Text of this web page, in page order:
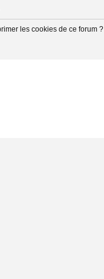
les cookies de ce forum ?